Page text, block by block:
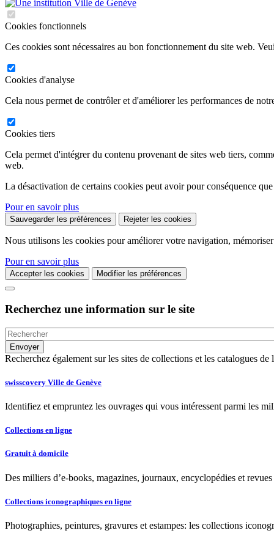
Cookies fonctionnels
Ces cookies sont nécessaires au bon fonctionnement du site web.
Cookies d'analyse
Cela nous permet de contrôler et d'améliorer les performances de
Cookies tiers
Cela permet d'intégrer du contenu provenant de sites web tiers,
web.
La désactivation de certains cookies peut avoir pour conséquence
Pour en savoir plus
Sauvegarder les préférences Rejeter les cookies
Nous utilisons les cookies pour améliorer votre navigation,
Pour en savoir plus
Accepter les cookies Modifier les préférences
Recherchez une information sur le site
Recherchez également sur les sites de collections et les catalogues
swisscovery Ville de Genève
Identifiez et empruntez les ouvrages qui vous intéressent parmi les
Collections en ligne
Gratuit à domicile
Des milliers d’e-books, magazines, journaux, encyclopédies et
Collections iconographiques en ligne
Photographies, peintures, gravures et estampes: les collections